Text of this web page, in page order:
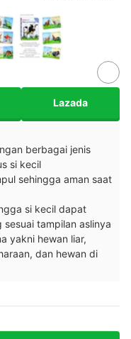
Lazada
berbagai jenis
si kecil
sehingga aman saat
si kecil dapat
tampilan aslinya
yakni hewan liar,
dan hewan di